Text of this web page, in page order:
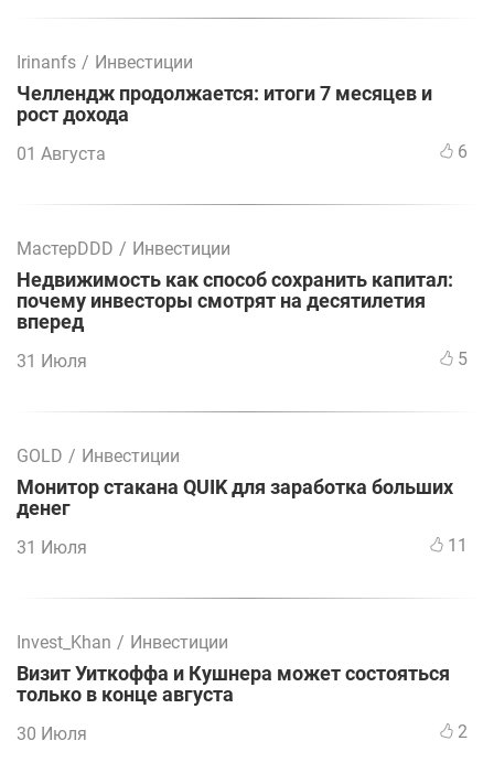
Irinanfs / Инвестиции
Челлендж продолжается: итоги 7 месяцев и
рост дохода
01 Августа 6
МастерDDD / Инвестиции
Недвижимость как способ сохранить капитал:
почему инвесторы смотрят на десятилетия
вперед
31 Июля 5
GOLD / Инвестиции
Монитор стакана QUIK для заработка больших
денег
31 Июля 11
Invest_Khan / Инвестиции
Визит Уиткоффа и Кушнера может состояться
только в конце августа
30 Июля 2